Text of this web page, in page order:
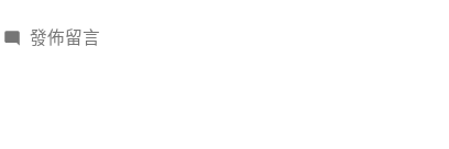
在
發佈留言